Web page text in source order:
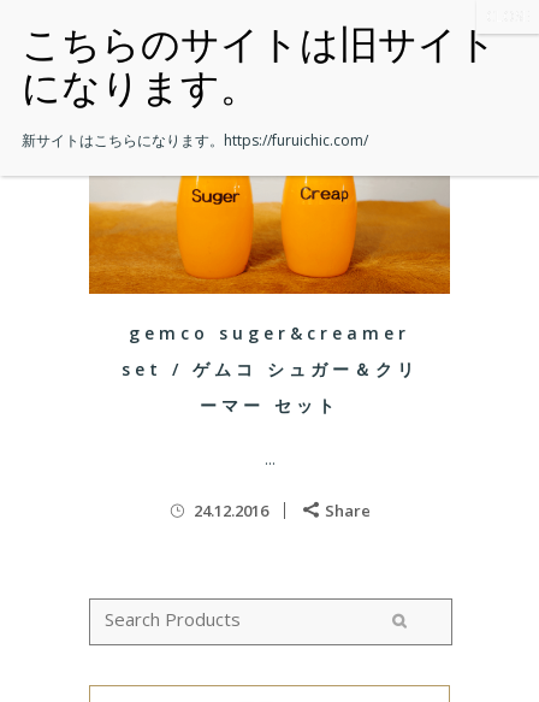
gemco suger&creamer
set / ゲムコ シュガー＆クリ
ーマー セット
...
24.12.2016 Share
新サイトはこちらになります。 https://furuichic.com/